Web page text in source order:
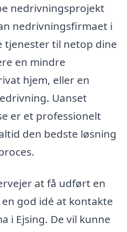
nedrivningsprojekt
nedrivningsfirmaet i
tjenester til netop dine
en mindre
hjem, eller en
Uanset
er et professionelt
den bedste løsning
at få udført en
god idé at kontakte
i Ejsing. De vil kunne